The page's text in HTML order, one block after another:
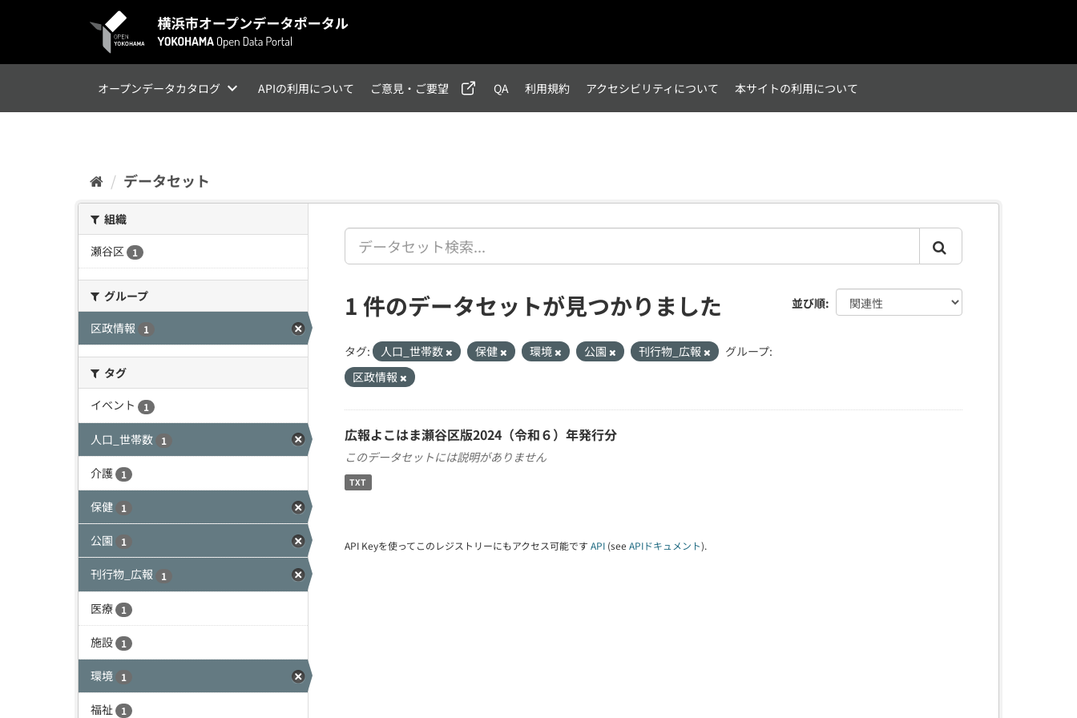
オープンデータカタログ APIの利用について ご意見・ご要望 QA 利用規約 アクセシビリティについて 本サイトの利用について
データセット
組織
瀬谷区
1
グループ
区政情報
1
タグ
イベント
1
人口_世帯数 1
介護 1
保健 1
公園 1
刊行物_広報 1
医療 1
施設 1
環境 1
福祉 1
並び順
1 件のデータセットが見つかりました
タグ: 人口_世帯数 保健 環境 公園 刊行物_広報
グループ:
区政情報
広報よこはま瀬谷区版2024（令和６）年発行分
このデータセットには説明がありません
TXT
API Keyを使ってこのレジストリーにもアクセス可能です API (see APIドキュメント).